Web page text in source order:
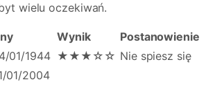
wielu oczekiwań.
Wynik
Postanowienie
01/1944 ★★★☆☆ Nie spiesz się
01/2004